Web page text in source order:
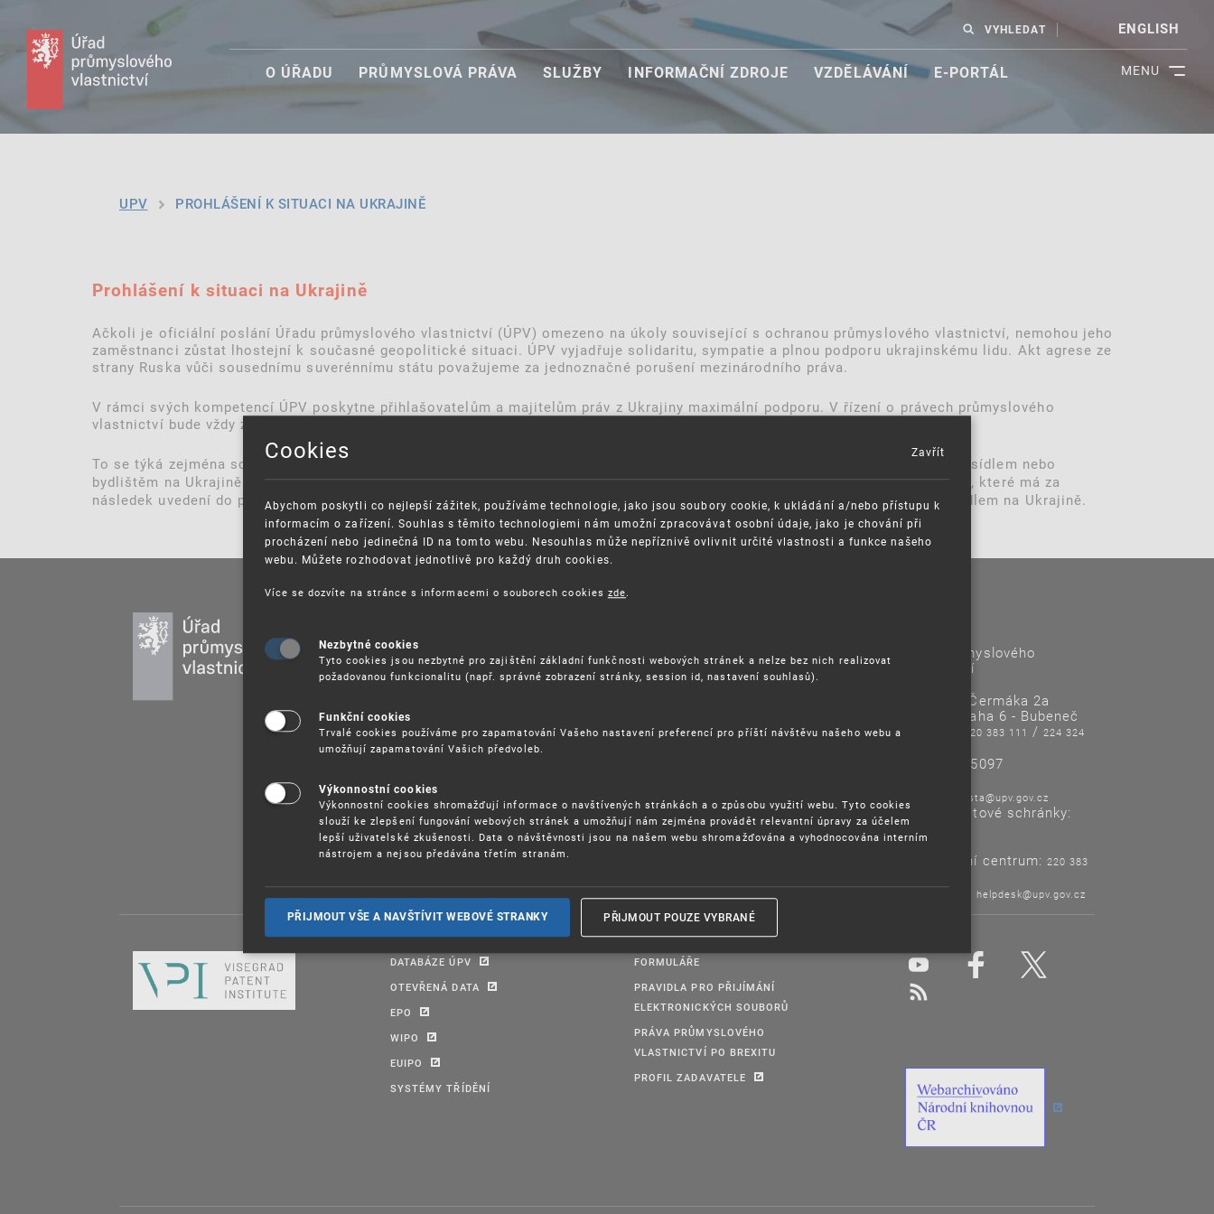
MENU
VYHLEDAT ENGLISH
O ÚŘADU PRŮMYSLOVÁ PRÁVA SLUŽBY INFORMAČNÍ ZDROJE VZDĚLÁVÁNÍ E-PORTÁL
UPV PROHLÁŠENÍ K SITUACI NA UKRAJINĚ
Prohlášení k situaci na Ukrajině
Ačkoli je oficiální poslání Úřadu průmyslového vlastnictví (ÚPV) omezeno na úkoly související s ochranou průmyslového vlastnictví, nemohou jeho
zaměstnanci zůstat lhostejní k současné geopolitické situaci. ÚPV vyjadřuje solidaritu, sympatie a plnou podporu ukrajinskému lidu. Akt agrese ze
strany Ruska vůči sousednímu suverénnímu státu považujeme za jednoznačné porušení mezinárodního práva.
V rámci svých kompetencí ÚPV poskytne přihlašovatelům a majitelům práv z Ukrajiny maximální podporu. V řízení o právech průmyslového
vlastnictví bude vždy zohledňovat aktuální situaci, při respektování příslušného právního rámce.
To se týká zejména schvalování žádostí o prodloužení
(stanovených ÚPV) podaných přihlašovateli či uživateli se sídlem nebo
bydlištěm na Ukrajině. Pokud jde ozákonné lhůty, které nelze prodloužit, existuje možnost požádat o prominutí zmeškání lhůty, které má za
následek uvedení do předchozího stavu. Současný akt agrese představuje situaci vyšší moci pro uživatele s bydlištěm nebo sídlem na Ukrajině.
DUŠEVNÍMU VLASTNICTVÍ
UŽITEČNÉ ODKAZY
VZDĚLÁVÁNÍ
PRÁVNÍ PŘEDPISY
ISO CERTIFIKÁTY KVALITY
Úřad průmyslového
vlastnictví
Antonína Čermáka 2a
160 68 Praha 6 - Bubeneč
220 383 111 /224 324
IČO: 48135097
posta@upv.gov.cz
Adresa datové schránky:
ix6aa38
Informační centrum: 220 383
Helpdesk: helpdesk@upv.gov.cz
DATABÁZE ÚPV
OTEVŘENÁ DATA
EPO
WIPO
EUIPO
SYSTÉMY TŘÍDĚNÍ
FORMULÁŘE
PRAVIDLA PRO PŘIJÍMÁNÍ
ELEKTRONICKÝCH SOUBORŮ
PRÁVA PRŮMYSLOVÉHO
VLASTNICTVÍ PO BREXITU
PROFIL ZADAVATELE
Cookies
Abychom poskytli co nejlepší zážitek, používáme technologie, jako jsou soubory cookie, k ukládání a/nebo přístupu k
informacím o zařízení. Souhlas s těmito technologiemi nám umožní zpracovávat osobní údaje, jako je chování při
procházení nebo jedinečná ID na tomto webu. Nesouhlas může nepříznivě ovlivnit určité vlastnosti a funkce našeho
webu. Můžete rozhodovat jednotlivě pro každý druh cookies.
Více se dozvíte na stránce s informacemi o souborech cookies zde
Nezbytné cookies
Tyto cookies jsou nezbytné pro zajištění základní funkčnosti webových stránek a nelze bez nich realizovat
požadovanou funkcionalitu (např. správné zobrazení stránky, session id, nastavení souhlasů).
Funkční cookies
Trvalé cookies používáme pro zapamatování Vašeho nastavení preferencí pro příští návštěvu našeho webu a
umožňují zapamatování Vašich předvoleb.
Výkonnostní cookies
Výkonnostní cookies shromažďují informace o navštívených stránkách a o způsobu využití webu. Tyto cookies
slouží ke zlepšení fungování webových stránek a umožňují nám zejména provádět relevantní úpravy za účelem
lepší uživatelské zkušenosti. Data o návštěvnosti jsou na našem webu shromažďována a vyhodnocována interním
nástrojem a nejsou předávána třetím stranám.
PŘIJMOUT VŠE A NAVŠTÍVIT WEBOVÉ STRANKY PŘIJMOUT POUZE VYBRANÉ
Zavřít